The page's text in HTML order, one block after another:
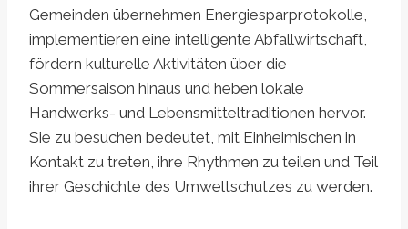
Gemeinden übernehmen Energiesparprotokolle,
implementieren eine intelligente Abfallwirtschaft,
fördern kulturelle Aktivitäten über die
Sommersaison hinaus und heben lokale
Handwerks- und Lebensmitteltraditionen hervor.
Sie zu besuchen bedeutet, mit Einheimischen in
Kontakt zu treten, ihre Rhythmen zu teilen und Teil
ihrer Geschichte des Umweltschutzes zu werden.